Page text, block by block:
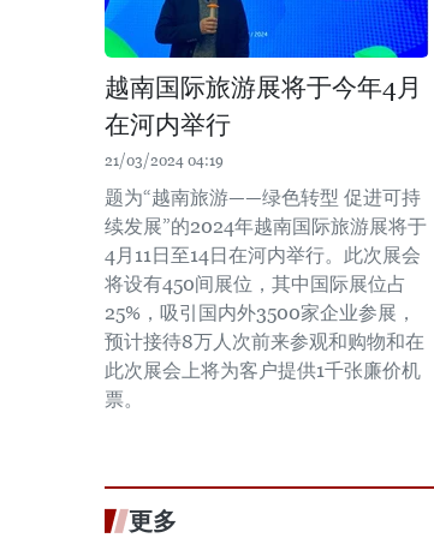
越南国际旅游展将于今年4月
在河内举行
21/03/2024 04:19
题为“越南旅游——绿色转型 促进可持
续发展”的2024年越南国际旅游展将于
4月11日至14日在河内举行。此次展会
将设有450间展位，其中国际展位占
25%，吸引国内外3500家企业参展，
预计接待8万人次前来参观和购物和在
此次展会上将为客户提供1千张廉价机
票。
更多